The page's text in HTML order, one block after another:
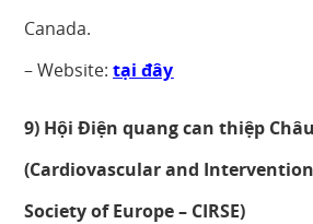
Canada.
– Website:tại đây
9) Hội Điện quang can thiệp
(Cardiovascular and
Society of Europe – CIRSE)